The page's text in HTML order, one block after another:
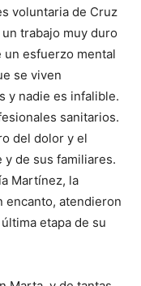
voluntaria de Cruz
trabajo muy duro
un esfuerzo mental
se viven
y nadie es infalible.
sanitarios.
del dolor y el
de sus familiares.
Martínez, la
encanto, atendieron
etapa de su